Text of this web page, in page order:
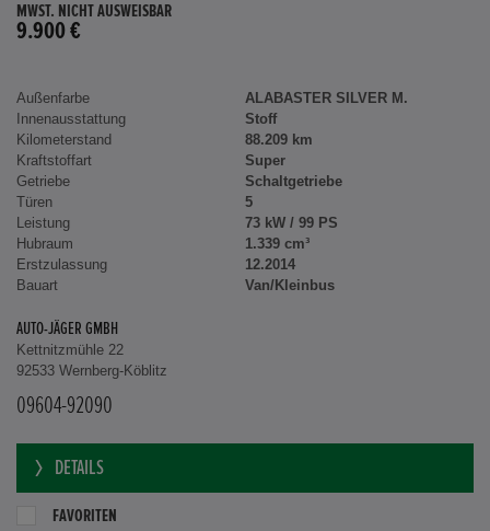
MWST. NICHT AUSWEISBAR
9.900 €
Außenfarbe
ALABASTER SILVER M.
Innenausstattung
Stoff
Kilometerstand
88.209 km
Kraftstoffart
Super
Getriebe
Schaltgetriebe
Türen
5
Leistung
73 kW / 99 PS
Hubraum
1.339 cm³
Erstzulassung
12.2014
Bauart
Van/Kleinbus
AUTO-JÄGER GMBH
Kettnitzmühle 22
92533 Wernberg-Köblitz
09604-92090
DETAILS
FAVORITEN